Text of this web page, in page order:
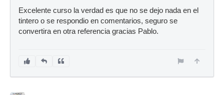
Excelente curso la verdad es que no se dejo nada en el
tintero o se respondio en comentarios, seguro se
convertira en otra referencia gracias Pablo.